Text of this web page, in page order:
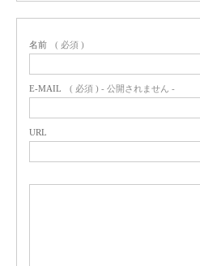
名前 ( 必須 )
E-MAIL ( 必須 ) - 公開されません -
URL